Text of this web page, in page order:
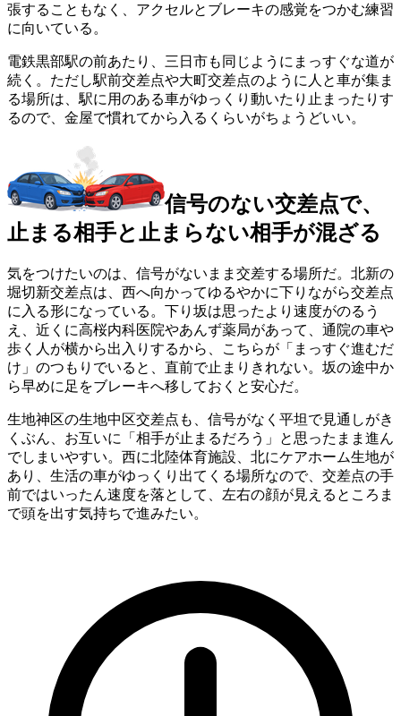
張することもなく、アクセルとブレーキの感覚をつかむ練習
に向いている。
電鉄黒部駅の前あたり、三日市も同じようにまっすぐな道が
続く。ただし駅前交差点や大町交差点のように人と車が集ま
る場所は、駅に用のある車がゆっくり動いたり止まったりす
るので、金屋で慣れてから入るくらいがちょうどいい。
信号のない交差点で、
止まる相手と止まらない相手が混ざる
気をつけたいのは、信号がないまま交差する場所だ。北新の
堀切新交差点は、西へ向かってゆるやかに下りながら交差点
に入る形になっている。下り坂は思ったより速度がのるう
え、近くに高桜内科医院やあんず薬局があって、通院の車や
歩く人が横から出入りするから、こちらが「まっすぐ進むだ
け」のつもりでいると、直前で止まりきれない。坂の途中か
ら早めに足をブレーキへ移しておくと安心だ。
生地神区の生地中区交差点も、信号がなく平坦で見通しがき
くぶん、お互いに「相手が止まるだろう」と思ったまま進ん
でしまいやすい。西に北陸体育施設、北にケアホーム生地が
あり、生活の車がゆっくり出てくる場所なので、交差点の手
前ではいったん速度を落として、左右の顔が見えるところま
で頭を出す気持ちで進みたい。